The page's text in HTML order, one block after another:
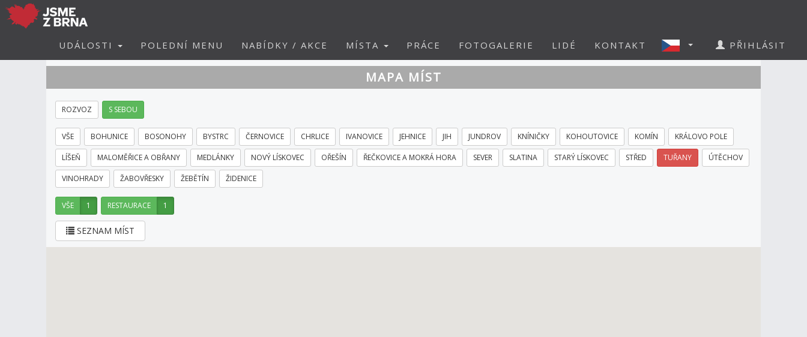
UDÁLOSTI POLEDNÍ MENU NABÍDKY / AKCE MÍSTA PRÁCE FOTOGALERIE LIDÉ KONTAKT PŘIHLÁSIT
MAPA MÍST
ROZVOZ S SEBOU
VŠE BOHUNICE BOSONOHY BYSTRC ČERNOVICE CHRLICE IVANOVICE JEHNICE JIH JUNDROV KNÍNIČKY KOHOUTOVICE KOMÍN KRÁLOVO POLE
LÍŠEŇ MALOMĚŘICE A OBŘANY MEDLÁNKY NOVÝ LÍSKOVEC OŘEŠÍN ŘEČKOVICE A MOKRÁ HORA SEVER SLATINA STARÝ LÍSKOVEC STŘED TUŘANY ÚTĚCHOV
VINOHRADY ŽABOVŘESKY ŽEBĚTÍN ŽIDENICE
VŠE 1 RESTAURACE 1
SEZNAM MÍST